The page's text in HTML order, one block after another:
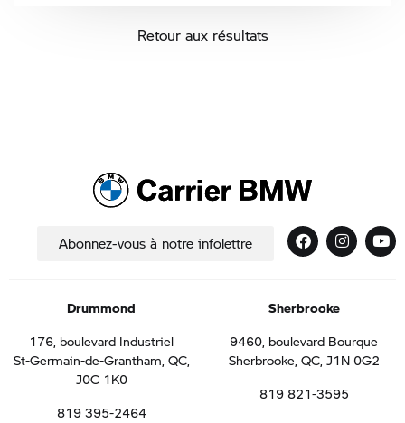
Retour aux résultats
Abonnez-vous à notre infolettre
Drummond
176, boulevard Industriel
St-Germain-de-Grantham, QC,
J0C 1K0
819 395-2464
Sherbrooke
9460, boulevard Bourque
Sherbrooke, QC, J1N 0G2
819 821-3595